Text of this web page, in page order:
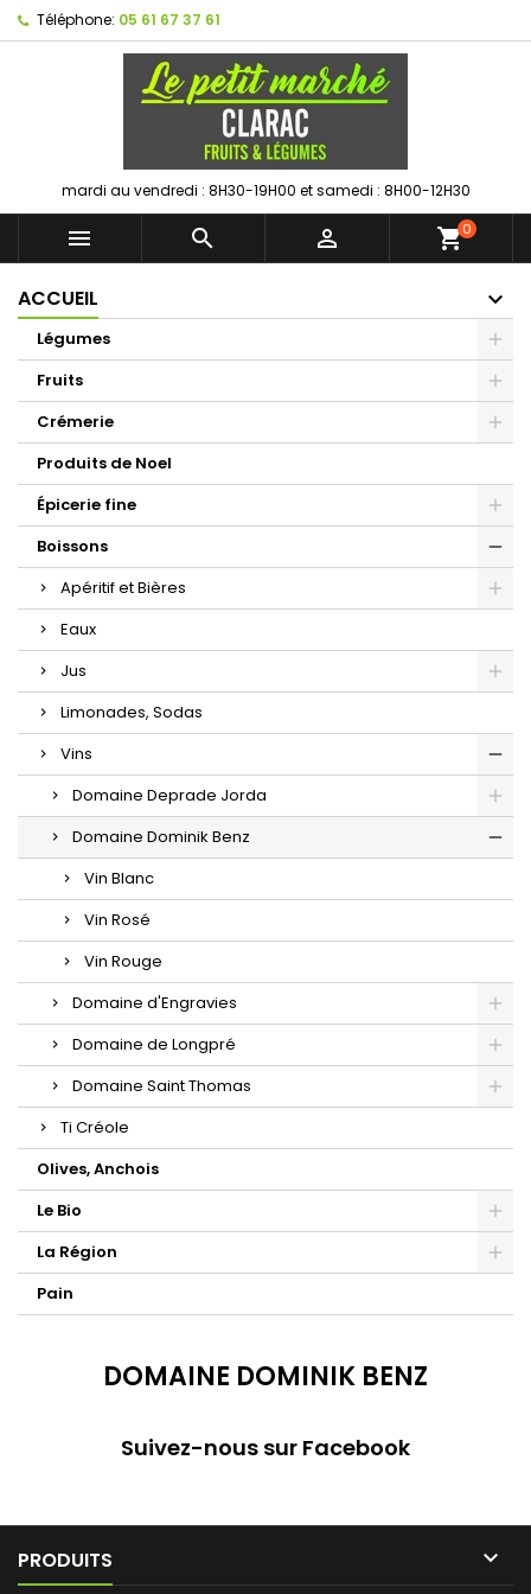
Téléphone: 05 61 67 37 61
mardi au vendredi : 8H30-19H00 et samedi : 8H00-12H30
   shopping_cart0
ACCUEIL
Légumes
Fruits
Crémerie
Produits de Noel
Épicerie fine
Boissons
Apéritif et Bières
Eaux
Jus
Limonades, Sodas
Vins
Domaine Deprade Jorda
Domaine Dominik Benz
Vin Blanc
Vin Rosé
Vin Rouge
Domaine d'Engravies
Domaine de Longpré
Domaine Saint Thomas
Ti Créole
Olives, Anchois
Le Bio
La Région
Pain
DOMAINE DOMINIK BENZ
Suivez-nous sur Facebook
PRODUITS 